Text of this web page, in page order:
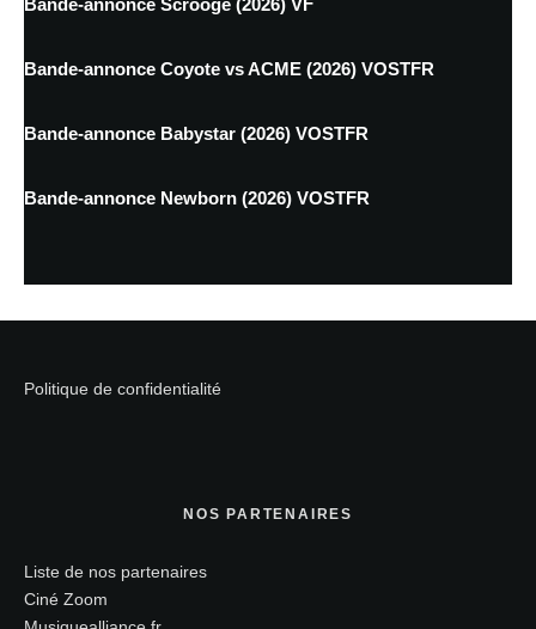
Bande-annonce Scrooge (2026) VF
Bande-annonce Coyote vs ACME (2026) VOSTFR
Bande-annonce Babystar (2026) VOSTFR
Bande-annonce Newborn (2026) VOSTFR
Politique de confidentialité
NOS PARTENAIRES
Liste de nos partenaires
Ciné Zoom